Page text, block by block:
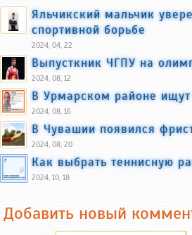
Яльчикский мальчик
спортивной борьбе
2024, 04, 22
Выпусткник ЧГПУ на
2024, 08, 12
В Урмарском районе
2024, 08, 16
В Чувашии появился
2024, 08, 20
Как выбрать теннисную
2024, 10, 18
Добавить новый